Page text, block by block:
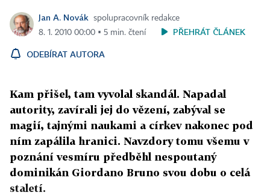
Jan A. Novák
spolupracovník redakce
8. 1. 2010 00:00 ▪ 5 min. čtení
PŘEHRÁT ČLÁNEK
ODEBÍRAT AUTORA
Kam přišel, tam vyvolal skandál. Napadal
autority, zavírali jej do vězení, zabýval se
magií, tajnými naukami a církev nakonec pod
ním zapálila hranici. Navzdory tomu všemu v
poznání vesmíru předběhl nespoutaný
dominikán Giordano Bruno svou dobu o celá
staletí.